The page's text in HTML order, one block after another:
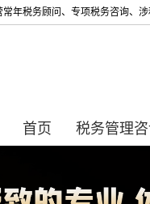
年税务顾问、专项税务咨询、
首页 税务管理